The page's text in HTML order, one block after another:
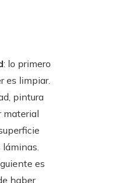
: lo primero
es limpiar.
pintura
material
es
haber